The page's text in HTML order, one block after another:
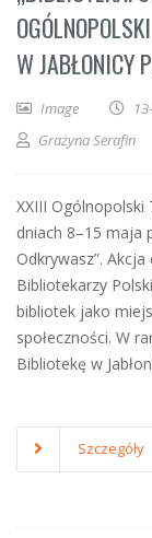
W JABŁONICY
Image
Grażyna Serafin
XXIII
dniach 8–15 maja
Odkrywasz”.
Bibliotekarzy
bibliotek jako
społeczności. W
Bibliotekę w
Szczegóły